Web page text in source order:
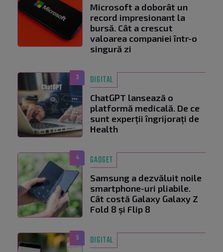
Microsoft a doborât un
record impresionant la
bursă. Cât a crescut
valoarea companiei într-o
singură zi
3 DIGITAL
ChatGPT lansează o
platformă medicală. De ce
sunt experții îngrijorați de
Health
4 GADGET
Samsung a dezvăluit noile
smartphone-uri pliabile.
Cât costă Galaxy Galaxy Z
Fold 8 și Flip 8
5 DIGITAL